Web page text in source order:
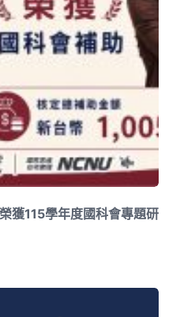
獲115學年度國科會專題研